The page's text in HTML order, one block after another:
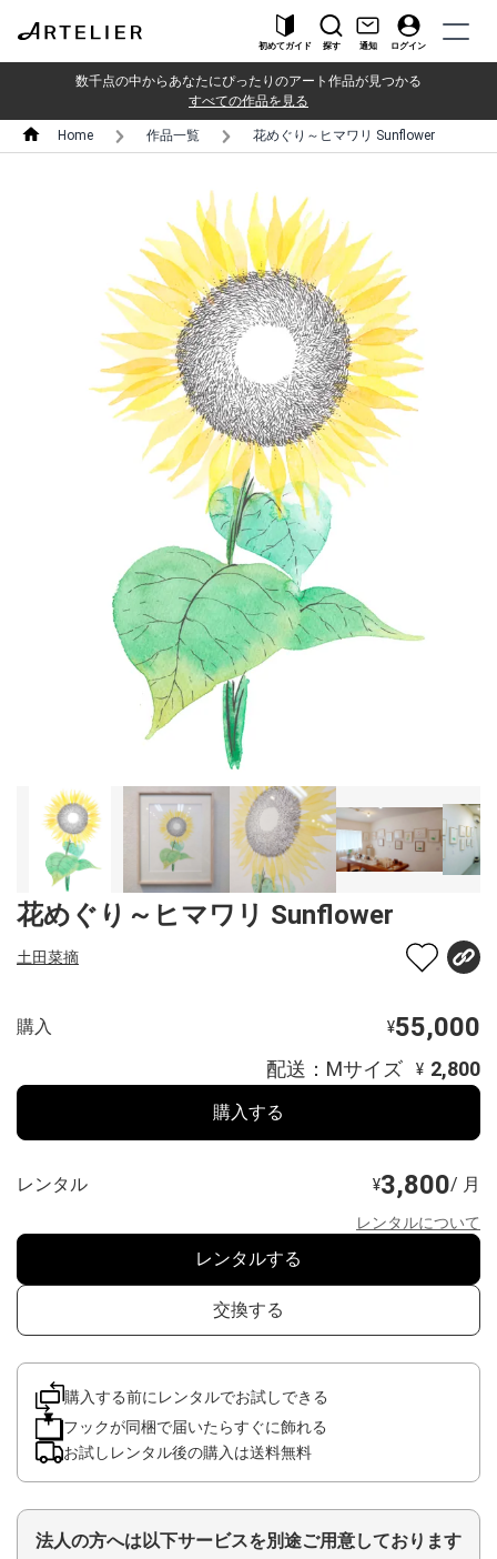
初めてガイド 探す 通知 ログイン
数千点の中からあなたにぴったりのアート作品が見つかる
すべての作品を見る
Home 作品一覧 花めぐり～ヒマワリ Sunflower
花めぐり～ヒマワリ Sunflower
土田菜摘
購入 ¥55,000
配送：Mサイズ ¥ 2,800
購入する
レンタル ¥3,800/ 月
レンタルについて
レンタルする
交換する
購入する前にレンタルでお試しできる
フックが同梱で届いたらすぐに飾れる
お試しレンタル後の購入は送料無料
法人の方へは以下サービスを別途ご用意しております